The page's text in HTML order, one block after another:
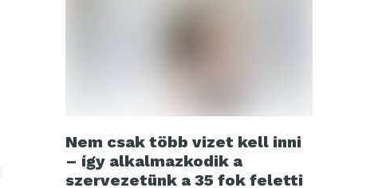
Nem csak több vizet kell inni
– így alkalmazkodik a
szervezetünk a 35 fok feletti